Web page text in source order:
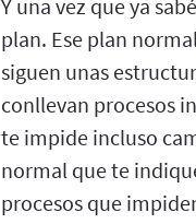
Y una vez que ya
plan. Ese plan
siguen unas
conllevan procesos
te impide incluso
normal que te
procesos que